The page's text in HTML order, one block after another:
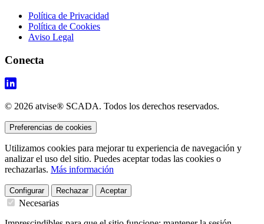
Política de Privacidad
Política de Cookies
Aviso Legal
Conecta
© 2026 atvise® SCADA. Todos los derechos reservados.
Preferencias de cookies
Utilizamos cookies para mejorar tu experiencia de navegación y
analizar el uso del sitio. Puedes aceptar todas las cookies o
rechazarlas. Más información
Configurar Rechazar Aceptar
Necesarias